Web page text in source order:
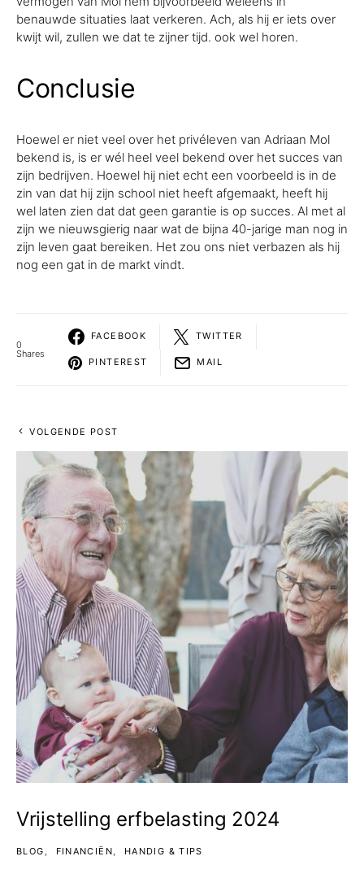
benauwde situaties laat verkeren. Ach, als hij er iets over
kwijt wil, zullen we dat te zijner tijd. ook wel horen.
Conclusie
Hoewel er niet veel over het privéleven van Adriaan Mol
bekend is, is er wél heel veel bekend over het succes van
zijn bedrijven. Hoewel hij niet echt een voorbeeld is in de
zin van dat hij zijn school niet heeft afgemaakt, heeft hij
wel laten zien dat dat geen garantie is op succes. Al met al
zijn we nieuwsgierig naar wat de bijna 40-jarige man nog in
zijn leven gaat bereiken. Het zou ons niet verbazen als hij
nog een gat in de markt vindt.
0
Shares
FACEBOOK TWITTER
PINTEREST MAIL
VOLGENDE POST
Vrijstelling erfbelasting 2024
BLOG FINANCIËN HANDIG & TIPS